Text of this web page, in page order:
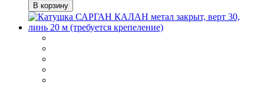
В корзину